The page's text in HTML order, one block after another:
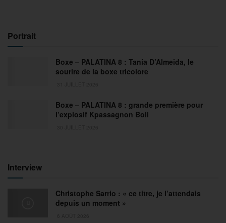
Portrait
Boxe – PALATINA 8 : Tania D’Almeida, le
sourire de la boxe tricolore
Boxe – PALATINA 8 : grande première pour
l’explosif Kpassagnon Boli
Interview
Christophe Sarrio : « ce titre, je l’attendais
depuis un moment »